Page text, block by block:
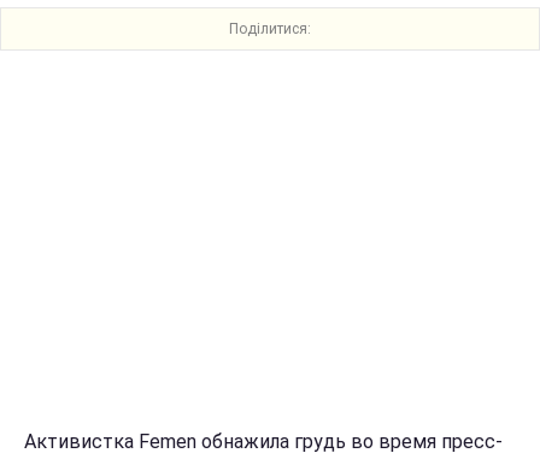
Поділитися:
Активистка Femen обнажила грудь во время пресс-